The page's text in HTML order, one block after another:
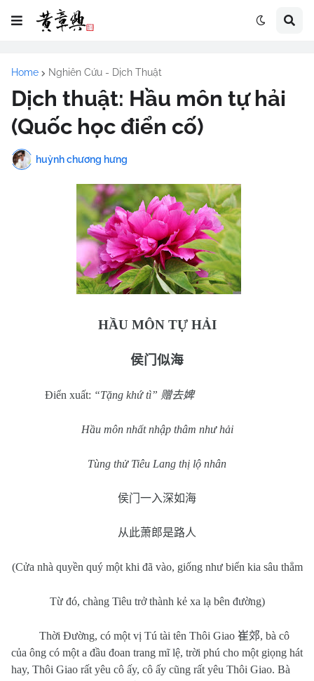
Home Nghiên Cứu - Dịch Thuật
Dịch thuật: Hầu môn tự hải
(Quốc học điển cố)
huỳnh chương hưng
HẦU MÔN TỰ HẢI
侯门似海
Điển xuất: “Tặng khứ tì” 赠去婢
Hầu môn nhất nhập thâm như hải
Tùng thử Tiêu Lang thị lộ nhân
侯门一入深如海
从此萧郎是路人
(Cửa nhà quyền quý một khi đã vào, giống như biển kia sâu thẳm
Từ đó, chàng Tiêu trở thành kẻ xa lạ bên đường)
Thời Đường, có một vị Tú tài tên Thôi Giao 崔郊, bà cô
của ông có một a đầu đoan trang mĩ lệ, trời phú cho một giọng hát
hay, Thôi Giao rất yêu cô ấy, cô ấy cũng rất yêu Thôi Giao. Bà